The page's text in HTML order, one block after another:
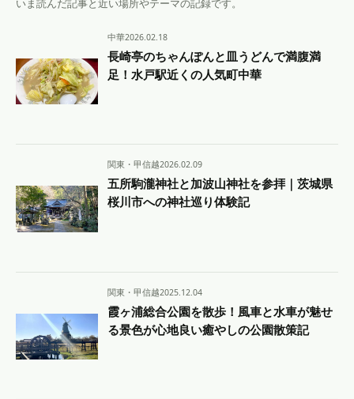
いま読んだ記事と近い場所やテーマの記録です。
中華2026.02.18
長崎亭のちゃんぽんと皿うどんで満腹満
足！水戸駅近くの人気町中華
関東・甲信越2026.02.09
五所駒瀧神社と加波山神社を参拝｜茨城県
桜川市への神社巡り体験記
関東・甲信越2025.12.04
霞ヶ浦総合公園を散歩！風車と水車が魅せ
る景色が心地良い癒やしの公園散策記